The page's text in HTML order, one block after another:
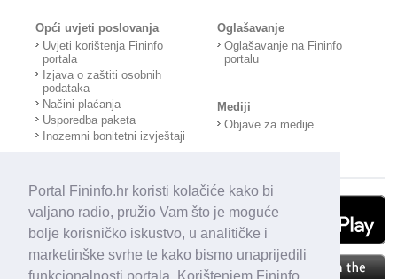
Portal Fininfo.hr koristi kolačiće kako bi
valjano radio, pružio Vam što je moguće
bolje korisničko iskustvo, u analitičke i
marketinške svrhe te kako bismo unaprijedili
Opći uvjeti poslovanja
Uvjeti korištenja Fininfo
portala
Izjava o zaštiti osobnih
podataka
Načini plaćanja
Usporedba paketa
Inozemni bonitetni izvještaji
Oglašavanje
Oglašavanje na Fininfo
portalu
Mediji
Objave za medije